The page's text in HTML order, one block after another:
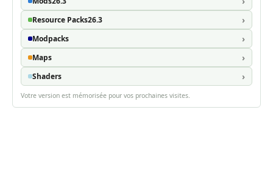
Resource Packs26.3
Modpacks
Maps
Shaders
Votre version est mémorisée pour vos prochaines visites.